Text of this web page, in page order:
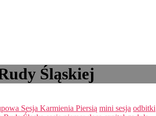
Śląskiej
Sesja Karmienia Piersią mini sesja odbitki